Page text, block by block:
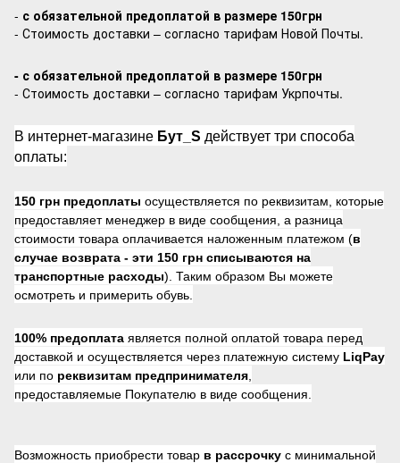
- с обязательной предоплатой в размере 150грн
- Стоимость доставки – согласно тарифам Новой Почты.
- с обязательной предоплатой в размере 150грн
- Стоимость доставки – согласно тарифам Укрпочты.
В интернет-магазине Бут_S действует три способа
оплаты:
150 грн предоплаты осуществляется по реквизитам, которые
предоставляет менеджер в виде сообщения, а разница
стоимости товара оплачивается наложенным платежом (в
случае возврата - эти 150 грн списываются на
транспортные расходы). Таким образом Вы можете
осмотреть и примерить обувь.
100% предоплата является полной оплатой товара перед
доставкой и осуществляется через платежную систему LiqPay
или по реквизитам предпринимателя
предоставляемые Покупателю в виде сообщения.
Возможность приобрести товар в рассрочку с минимальной